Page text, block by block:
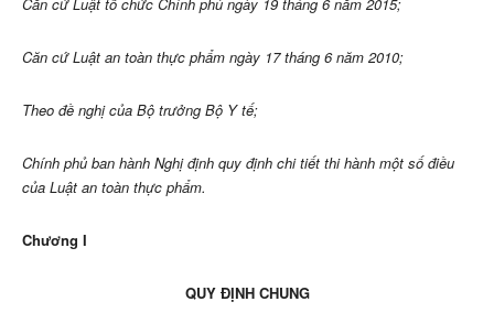
Căn cứ Luật an toàn thực phẩm ngày 17 tháng 6 năm 2010;
Theo đề nghị của Bộ trưởng Bộ Y tế;
Chính phủ ban hành Nghị định quy định chi tiết thi hành một số điều
của Luật an toàn thực phẩm.
Chương I
QUY ĐỊNH CHUNG